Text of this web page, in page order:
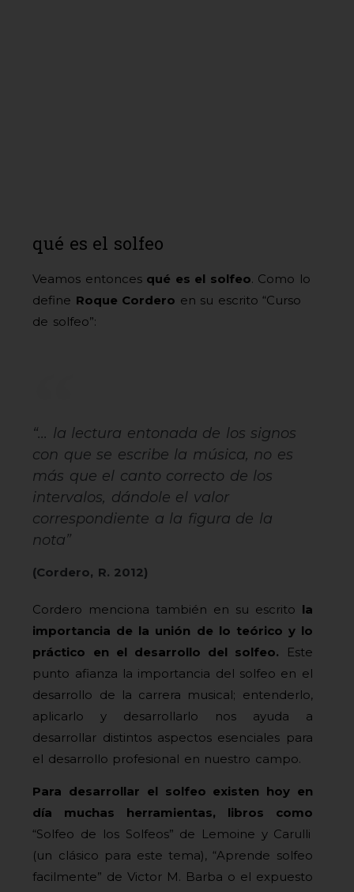
qué es el solfeo
Veamos entonces qué es el solfeo. Como lo
define Roque Cordero en su escrito “Curso
de solfeo”:
“... la lectura entonada de los signos
con que se escribe la música, no es
más que el canto correcto de los
intervalos, dándole el valor
correspondiente a la figura de la
nota”
(Cordero, R. 2012)
Cordero menciona también en su escrito la
importancia de la unión de lo teórico y lo
práctico en el desarrollo del solfeo.
Este
punto afianza la importancia del solfeo en el
desarrollo de la carrera musical; entenderlo,
aplicarlo y desarrollarlo nos ayuda a
desarrollar distintos aspectos esenciales para
el desarrollo profesional en nuestro campo.
Para desarrollar el solfeo existen hoy en
día muchas herramientas, libros como
“Solfeo de los Solfeos” de Lemoine y Carulli
(un clásico para este tema), “Aprende solfeo
facilmente” de Victor M. Barba o el expuesto